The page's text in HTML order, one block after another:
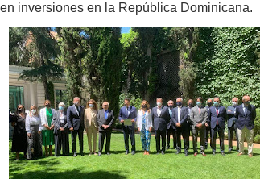
inversiones en la República Dominicana.